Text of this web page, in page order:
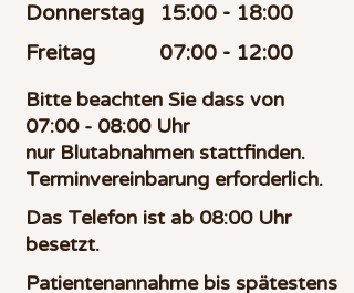
Donnerstag
Freitag
15:00 - 18:00
07:00 - 12:00
Bitte beachten Sie dass von
07:00 - 08:00 Uhr
nur Blutabnahmen stattfinden.
Terminvereinbarung erforderlich.
Das Telefon ist ab 08:00 Uhr
besetzt.
Patientenannahme bis spätestens